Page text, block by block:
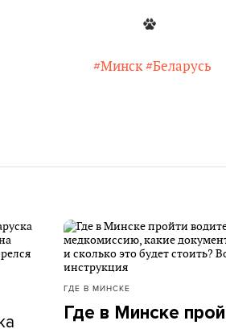
#Минск #Беларусь
ГДЕ В МИНСКЕ
Где в Минске